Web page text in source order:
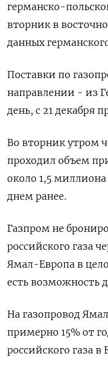
германско-
вторник в
данных
Поставки по
направлении - из
день, с 21 декабря
Во вторник утром
проходил объем
около 1,5
днем ранее.
Газпром не
российского газа
Ямал-Европа в
есть возможность
На газопровод
примерно 15% от
российского газа